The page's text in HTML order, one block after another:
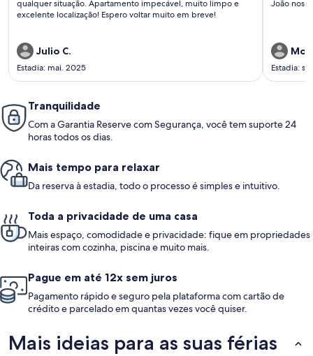
qualquer situação. Apartamento impecável, muito limpo e
excelente localização! Espero voltar muito em breve!
Julio C.
Estadia: mai. 2025
João nos
Estadia:
Tranquilidade
Com a Garantia Reserve com Segurança, você tem suporte 24
horas todos os dias.
Mais tempo para relaxar
Da reserva à estadia, todo o processo é simples e intuitivo.
Toda a privacidade de uma casa
Mais espaço, comodidade e privacidade: fique em propriedades
inteiras com cozinha, piscina e muito mais.
Pague em até 12x sem juros
Pagamento rápido e seguro pela plataforma com cartão de
crédito e parcelado em quantas vezes você quiser.
Mais ideias para as suas férias